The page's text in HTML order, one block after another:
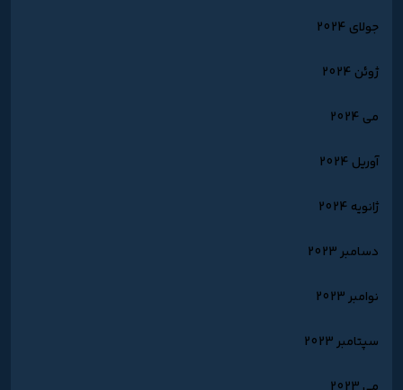
جولای 2024
ژوئن 2024
می 2024
آوریل 2024
ژانویه 2024
دسامبر 2023
نوامبر 2023
سپتامبر 2023